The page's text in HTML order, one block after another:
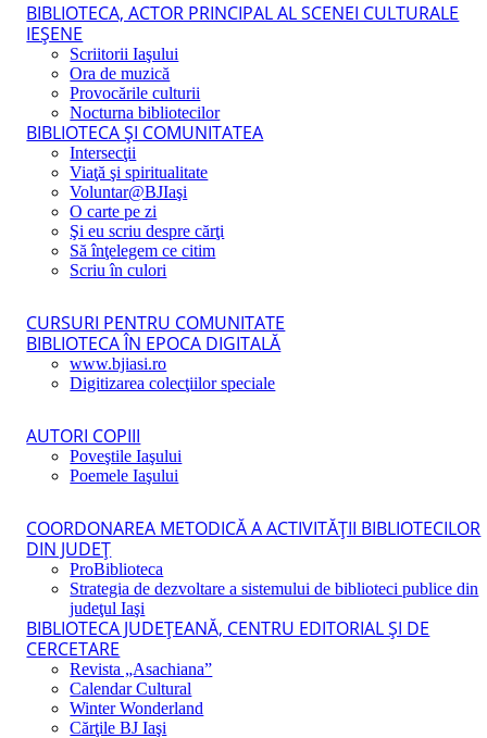
BIBLIOTECA, ACTOR PRINCIPAL AL SCENEI CULTURALE
IEŞENE
Scriitorii Iaşului
Ora de muzică
Provocările culturii
Nocturna bibliotecilor
BIBLIOTECA ŞI COMUNITATEA
Intersecţii
Viaţă şi spiritualitate
Voluntar@BJIaşi
O carte pe zi
Şi eu scriu despre cărţi
Să înţelegem ce citim
Scriu în culori
CURSURI PENTRU COMUNITATE
BIBLIOTECA ÎN EPOCA DIGITALĂ
www.bjiasi.ro
Digitizarea colecţiilor speciale
AUTORI COPIII
Poveştile Iaşului
Poemele Iaşului
COORDONAREA METODICĂ A ACTIVITĂŢII BIBLIOTECILOR
DIN JUDEŢ
ProBiblioteca
Strategia de dezvoltare a sistemului de biblioteci publice din
judeţul Iaşi
BIBLIOTECA JUDEŢEANĂ, CENTRU EDITORIAL ŞI DE
CERCETARE
Revista „Asachiana”
Calendar Cultural
Winter Wonderland
Cărţile BJ Iaşi